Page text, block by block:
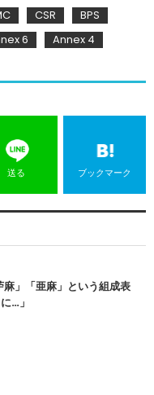
CSR
BPS
6 Annex 4
送る ブックマーク
」「亜麻」という組成表
…」